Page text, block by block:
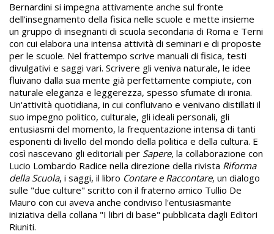
Bernardini si impegna attivamente anche sul fronte
dell'insegnamento della fisica nelle scuole e mette insieme
un gruppo di insegnanti di scuola secondaria di Roma e Terni
con cui elabora una intensa attività di seminari e di proposte
per le scuole. Nel frattempo scrive manuali di fisica, testi
divulgativi e saggi vari. Scrivere gli veniva naturale, le idee
fluivano dalla sua mente già perfettamente compiute, con
naturale eleganza e leggerezza, spesso sfumate di ironia.
Un'attività quotidiana, in cui confluivano e venivano distillati il
suo impegno politico, culturale, gli ideali personali, gli
entusiasmi del momento, la frequentazione intensa di tanti
esponenti di livello del mondo della politica e della cultura. E
così nascevano gli editoriali per Sapere, la collaborazione con
Lucio Lombardo Radice nella direzione della rivista Riforma
della Scuola, i saggi, il libro Contare e Raccontare, un dialogo
sulle "due culture" scritto con il fraterno amico Tullio De
Mauro con cui aveva anche condiviso l'entusiasmante
iniziativa della collana "I libri di base" pubblicata dagli Editori
Riuniti.